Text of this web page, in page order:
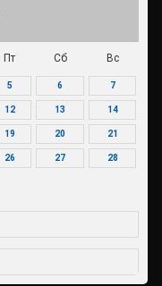
Пт Сб Вс
5 6 7
12 13 14
19 20 21
26 27 28